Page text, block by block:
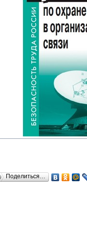
Поделиться…